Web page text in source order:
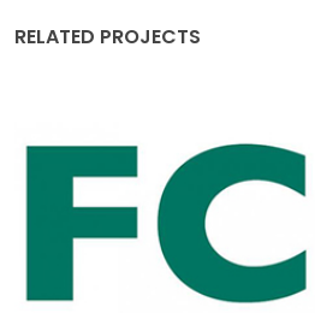
RELATED PROJECTS